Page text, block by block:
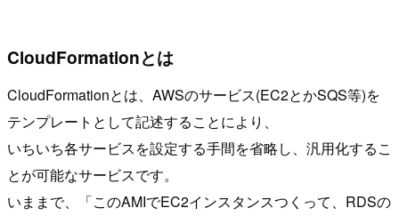
CloudFormationとは
CloudFormationとは、AWSのサービス(EC2とかSQS等)を
テンプレートとして記述することにより、
いちいち各サービスを設定する手間を省略し、汎用化するこ
とが可能なサービスです。
いままで、「このAMIでEC2インスタンスつくって、RDSの